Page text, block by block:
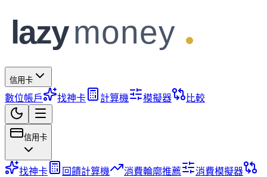
信用卡
數位帳戶 找神卡 計算機 模擬器 比較
信用卡
找神卡 回饋計算機 消費輪廓推薦
消費模擬器